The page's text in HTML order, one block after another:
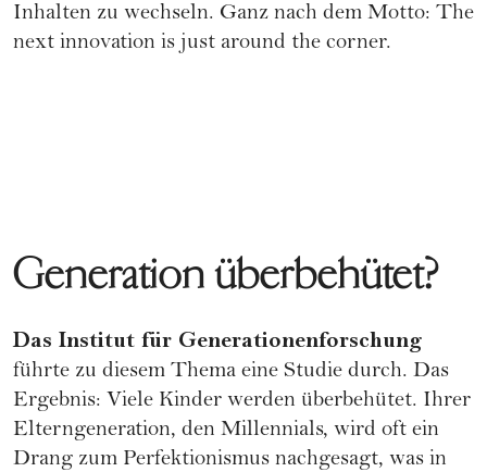
Inhalten zu wechseln. Ganz nach dem Motto: The
next innovation is just around the corner.
Generation überbehütet?
Das Institut für Generationenforschung
führte zu diesem Thema eine Studie durch. Das
Ergebnis: Viele Kinder werden überbehütet. Ihrer
Elterngeneration, den Millennials, wird oft ein
Drang zum Perfektionismus nachgesagt, was in